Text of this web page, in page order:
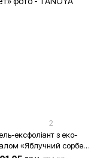
2
ексфоліант з еко-
«Яблучний сорбет»,